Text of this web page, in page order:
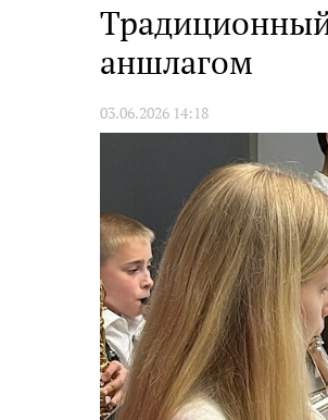
аншлагом
03.06.2026 14:18